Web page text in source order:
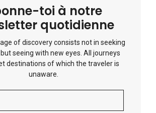
toi à notre
quotidienne
of discovery consists not in seeking
seeing with new eyes. All journeys
destinations of which the traveler is
unaware.